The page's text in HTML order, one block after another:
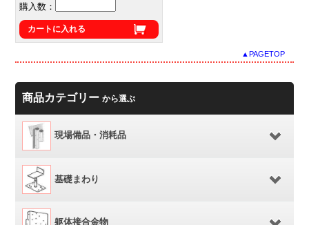
購入数：
カートに入れる
▲PAGETOP
商品カテゴリーから選ぶ
現場備品・消耗品
基礎まわり
躯体接合金物